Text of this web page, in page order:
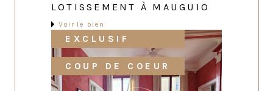
LOTISSEMENT À MAUGUIO
Voir le bien
EXCLUSIF
COUP DE COEUR